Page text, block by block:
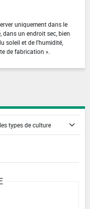
uniquement dans le
dans un endroit sec, bien
soleil et de l'humidité,
de fabrication ».